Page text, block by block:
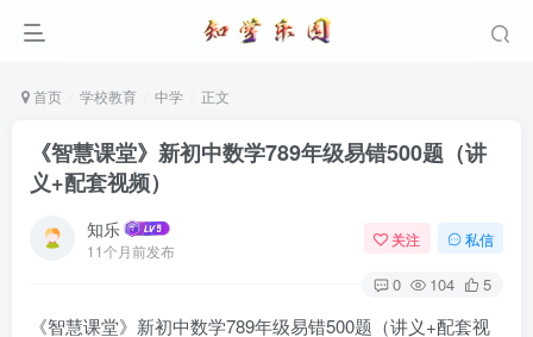
首页 学校教育 中学 正文
《智慧课堂》新初中数学789年级易错500题（讲
义+配套视频）
知乐
11个月前发布
关注 私信
0 104 5
《智慧课堂》新初中数学789年级易错500题（讲义+配套视